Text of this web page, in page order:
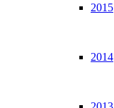
2015
2014